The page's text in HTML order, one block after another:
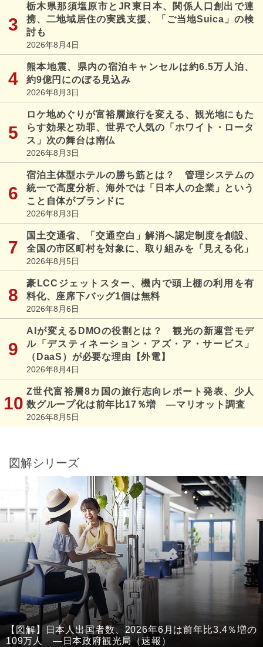
栃木県那須塩原市とJR東日本、関係人口創出で連
携、二地域居住の実践支援、「ご当地Suica」の検
討も
2026年8月4日
熊本地震、県内の宿泊キャンセルは約6.5万人泊、
約9億円にのぼる見込み
2026年8月3日
ロケ地めぐりが富裕層旅行を変える、観光地にもた
らす効果と功罪、世界で人気の「ホワイト・ロータ
ス」次の舞台は南仏
2026年8月3日
宿泊主体型ホテルの勝ち筋とは？ 管理システムの
統一で高度分析、海外では「日本人の企業」という
こと自体がブランドに
2026年8月3日
国土交通省、「交通空白」解消へ認定制度を創設、
全国の市区町村を対象に、取り組みを「見える化」
2026年8月5日
豪LCCジェットスター、機内で頭上棚の利用を有
料化、座席下バッグ1個は無料
2026年8月6日
AIが変えるDMOの役割とは？ 観光の新運営モデ
ル「デスティネーション・アズ・ア・サービス」
（DaaS）が必要な理由【外電】
2026年8月4日
Z世代富裕層8カ国の旅行志向レポート発表、少人
数グループ化は前年比17％増 ―マリオット調査
2026年8月5日
図解シリーズ
【図解】日本人出国者数、2026年6月は前年比3.4％増の
109万人 ―日本政府観光局（速報）